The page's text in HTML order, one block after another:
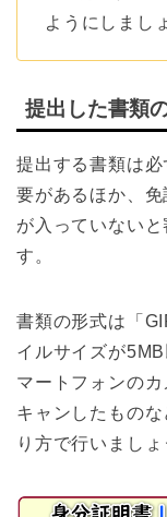
ようにしまし
提出した書類
提出する書類は
要があるほか、
が入っていない
す。
書類の形式は「
イルサイズが
マートフォンの
キャンしたもの
り方で行いましょ